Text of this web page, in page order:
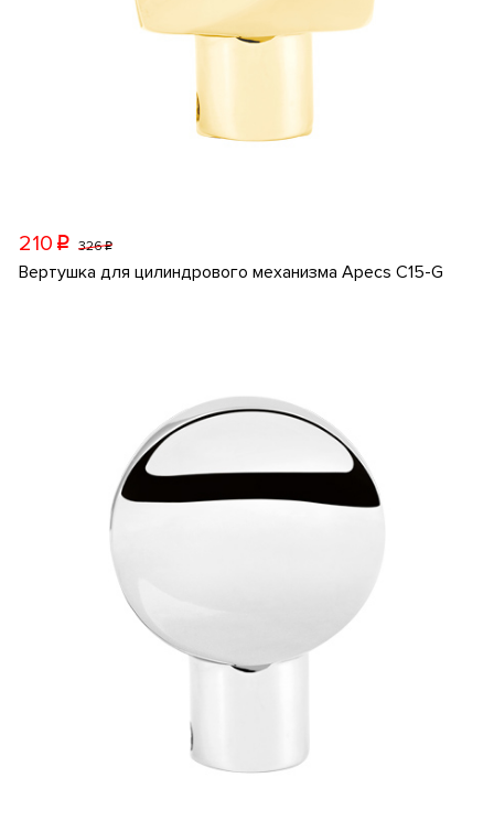
210 p 326p
Вертушка для цилиндрового механизма Apecs C15-G